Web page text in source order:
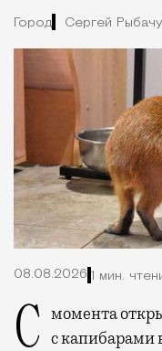
Город Сергей
08.08.2026 1 мин.
С момента открытия нового контактного кафе с капибарами